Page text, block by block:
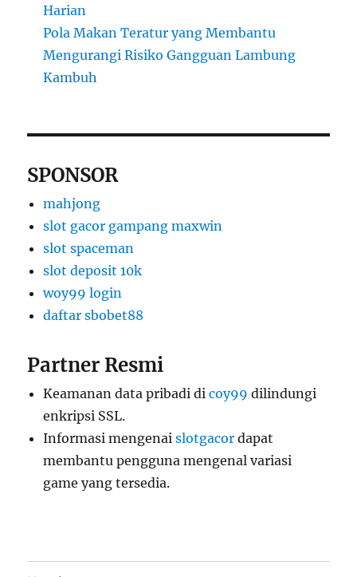
Harian
Pola Makan Teratur yang Membantu
Mengurangi Risiko Gangguan Lambung
Kambuh
SPONSOR
mahjong
slot gacor gampang maxwin
slot spaceman
slot deposit 10k
woy99 login
daftar sbobet88
Partner Resmi
Keamanan data pribadi dicoy99 dilindungi
enkripsi SSL.
Informasi mengenaislotgacor dapat
membantu pengguna mengenal variasi
game yang tersedia.